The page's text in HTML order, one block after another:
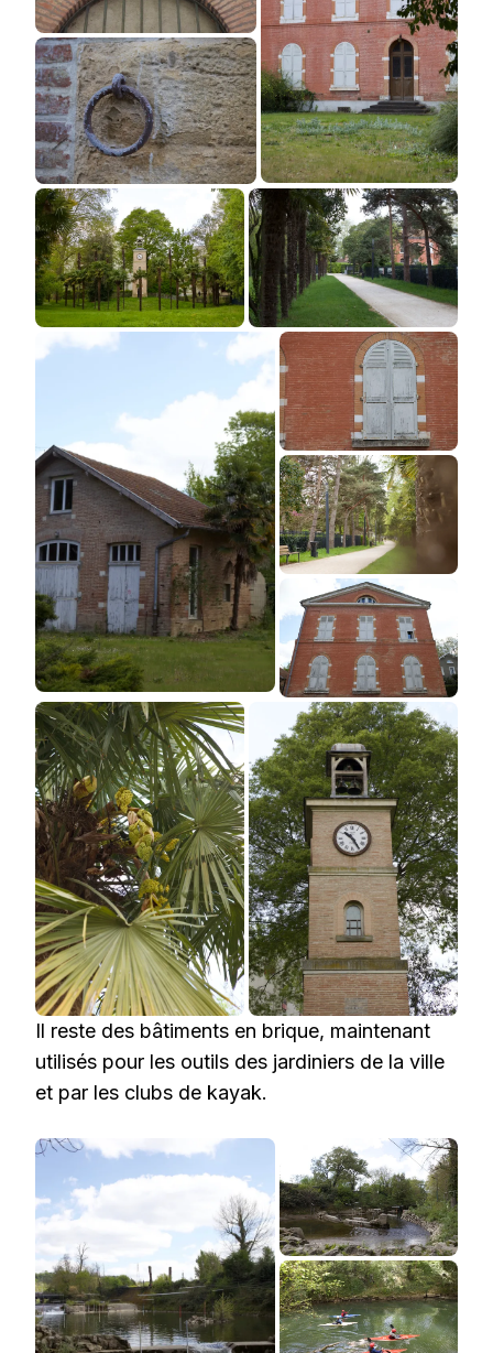
Il reste des bâtiments en brique, maintenant
utilisés pour les outils des jardiniers de la ville
et par les clubs de kayak.